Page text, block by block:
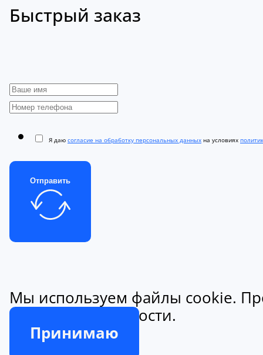
Быстрый заказ
Я даю согласие на обработку персональных данных на условиях
Отправить
Мы используем файлы cookie.
конфиденциальности.
Принимаю